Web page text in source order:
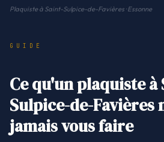
Plaquiste à Saint-Sulpice-de-Favières · Essonne
GUIDE
Ce qu'un plaquiste à
Sulpice-de-Favières
jamais vous faire